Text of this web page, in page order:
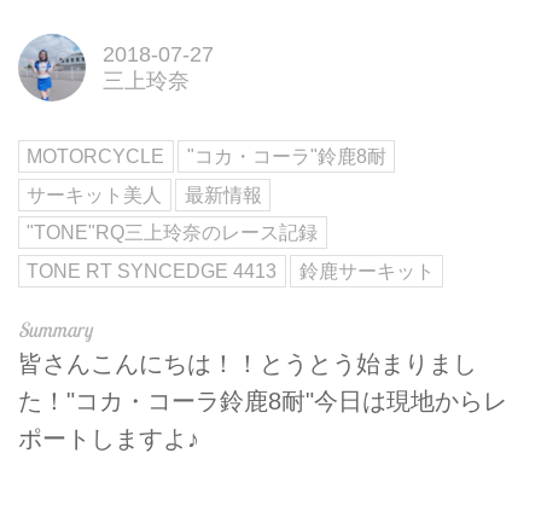
2018-07-27
三上玲奈
MOTORCYCLE
"コカ・コーラ"鈴鹿8耐
サーキット美人
最新情報
"TONE"RQ三上玲奈のレース記録
TONE RT SYNCEDGE 4413
鈴鹿サーキット
皆さんこんにちは！！とうとう始まりまし
た！"コカ・コーラ鈴鹿8耐"今日は現地からレ
ポートしますよ♪